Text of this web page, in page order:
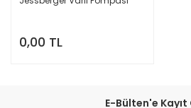
0,00 TL
E-Bülten'e Kayıt